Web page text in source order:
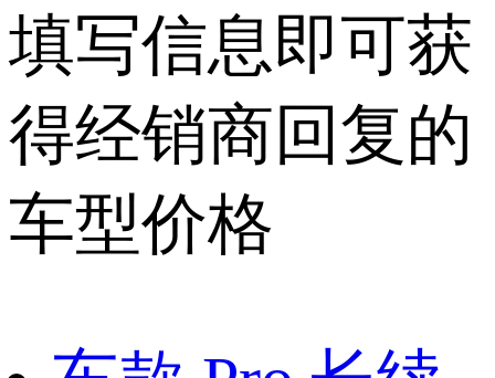
填写信息即可获
得经销商回复的
车型价格